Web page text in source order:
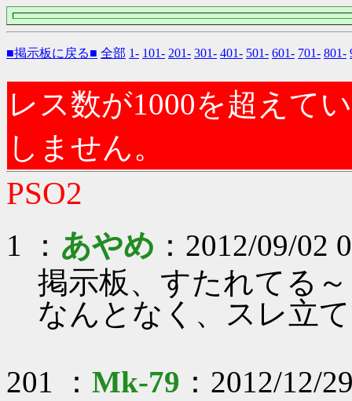
■掲示板に戻る■ 全部 1- 101- 201- 301- 401- 501- 601- 701- 801-
レス数が1000を超えて
しません。
PSO2
1 ： あやめ ：2012/09/
掲示板、すたれてる
なんとなく、スレ立
201 ： Mk-79 ：2012/12/